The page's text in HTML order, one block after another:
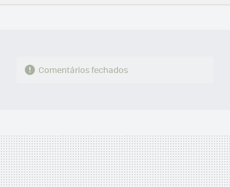
FACEBOOK
TWITTERFLIPBOARD
E-
WHATSAPP
Comentários fechados